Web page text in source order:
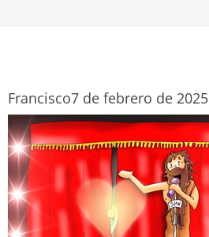
Francisco7 de febrero de 2025